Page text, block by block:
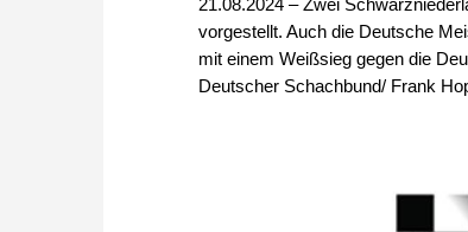
vorgestellt. Auch die Deutsche
mit einem Weißsieg gegen die
Deutscher Schachbund/ Frank